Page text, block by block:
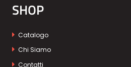
SHOP
Catalogo
Chi Siamo
Contatti